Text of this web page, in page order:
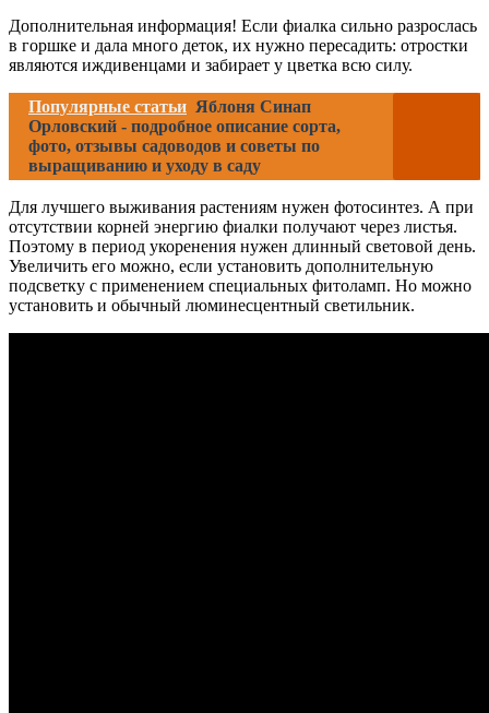
Дополнительная информация! Если фиалка сильно разрослась
в горшке и дала много деток, их нужно пересадить: отростки
являются иждивенцами и забирает у цветка всю силу.
Популярные статьи Яблоня Синап
Орловский - подробное описание сорта,
фото, отзывы садоводов и советы по
выращиванию и уходу в саду
Для лучшего выживания растениям нужен фотосинтез. А при
отсутствии корней энергию фиалки получают через листья.
Поэтому в период укоренения нужен длинный световой день.
Увеличить его можно, если установить дополнительную
подсветку с применением специальных фитоламп. Но можно
установить и обычный люминесцентный светильник.